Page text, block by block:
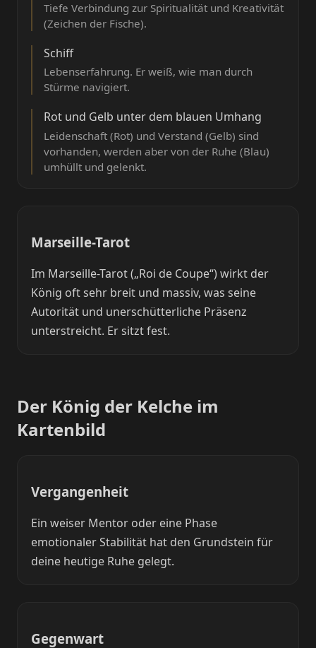
Tiefe Verbindung zur Spiritualität und Kreativität
(Zeichen der Fische).
Schiff
Lebenserfahrung. Er weiß, wie man durch
Stürme navigiert.
Rot und Gelb unter dem blauen Umhang
Leidenschaft (Rot) und Verstand (Gelb) sind
vorhanden, werden aber von der Ruhe (Blau)
umhüllt und gelenkt.
Marseille-Tarot
Im Marseille-Tarot („Roi de Coupe“) wirkt der
König oft sehr breit und massiv, was seine
Autorität und unerschütterliche Präsenz
unterstreicht. Er sitzt fest.
Der König der Kelche im
Kartenbild
Vergangenheit
Ein weiser Mentor oder eine Phase
emotionaler Stabilität hat den Grundstein für
deine heutige Ruhe gelegt.
Gegenwart